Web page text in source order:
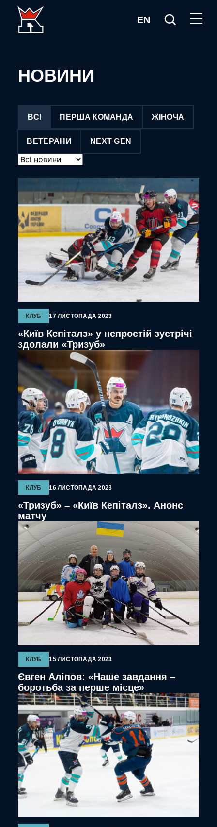
EN
НОВИНИ
ВСІ
NEXT GEN
ВЕТЕРАНИ
ЖІНОЧА
ПЕРША КОМАНДА
КЛУБ 17 ЛИСТОПАДА 2023
«Київ Кепіталз» у непростій зустрічі
здолали «Тризуб»
КЛУБ 16 ЛИСТОПАДА 2023
«Тризуб» – «Київ Кепіталз». Анонс
матчу
КЛУБ 15 ЛИСТОПАДА 2023
Євген Аліпов: «Наше завдання –
боротьба за перше місце»